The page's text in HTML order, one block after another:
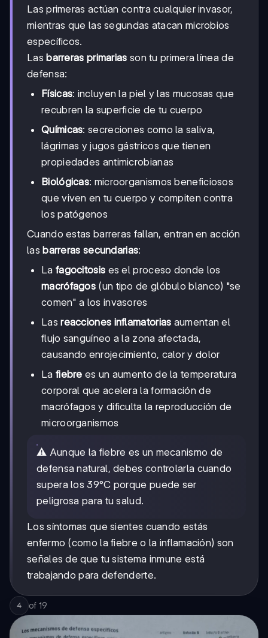
Las primeras actúan contra cualquier invasor,
mientras que las segundas atacan microbios
específicos.
Las barreras primarias son tu primera línea de
defensa:
Físicas: incluyen la piel y las mucosas que
recubren la superficie de tu cuerpo
Químicas: secreciones como la saliva,
lágrimas y jugos gástricos que tienen
propiedades antimicrobianas
Biológicas: microorganismos beneficiosos
que viven en tu cuerpo y compiten contra
los patógenos
Cuando estas barreras fallan, entran en acción
las barreras secundarias:
La fagocitosis es el proceso donde los
macrófagos (un tipo de glóbulo blanco) "se
comen" a los invasores
Lasreacciones inflamatorias aumentan el
flujo sanguíneo a la zona afectada,
causando enrojecimiento, calor y dolor
La fiebre es un aumento de la temperatura
corporal que acelera la formación de
macrófagos y dificulta la reproducción de
microorganismos
⚠️ Aunque la fiebre es un mecanismo de
defensa natural, debes controlarla cuando
supera los 39°C porque puede ser
peligrosa para tu salud.
Los síntomas que sientes cuando estás
enfermo (como la fiebre o la inflamación) son
señales de que tu sistema inmune está
trabajando para defenderte.
4 of 19